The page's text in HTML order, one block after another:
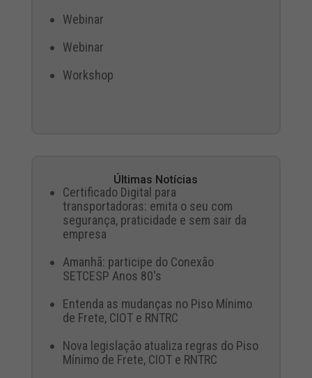
Webinar
Webinar
Workshop
Últimas Notícias
Certificado Digital para
transportadoras: emita o seu com
segurança, praticidade e sem sair da
empresa
Amanhã: participe do Conexão
SETCESP Anos 80's
Entenda as mudanças no Piso Mínimo
de Frete, CIOT e RNTRC
Nova legislação atualiza regras do Piso
Mínimo de Frete, CIOT e RNTRC